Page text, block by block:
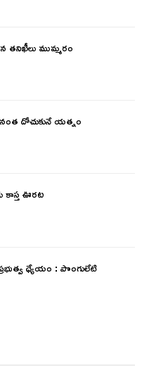
తనిఖీలు ముమ్మరం
దోచుకునే యత్నం
కాస్త ఊరట
ధ్యేయం : పొంగులేటి